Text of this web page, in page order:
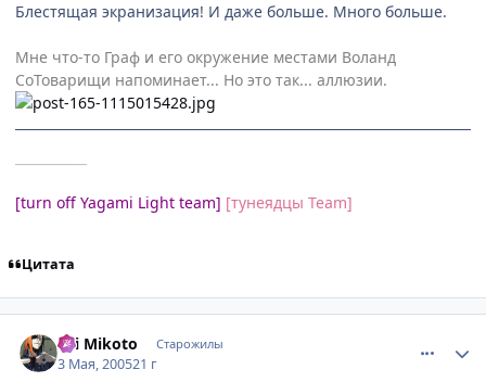
Блестящая экранизация! И даже больше. Много больше.
Мне что-то Граф и его окружение местами Воланд
СоТоварищи напоминает... Но это так... аллюзии.
[turn off Yagami Light team] [тунеядцы Team]
Цитата
Sei Mikoto Старожилы
3 Мая, 200521 г